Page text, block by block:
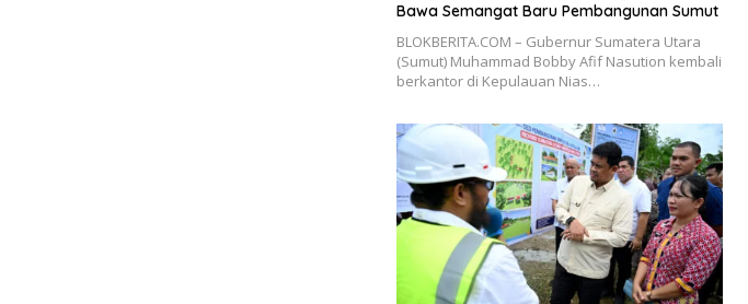
Bawa Semangat Baru Pembangunan Sumut
BLOKBERITA.COM – Gubernur Sumatera Utara
(Sumut) Muhammad Bobby Afif Nasution kembali
berkantor di Kepulauan Nias…